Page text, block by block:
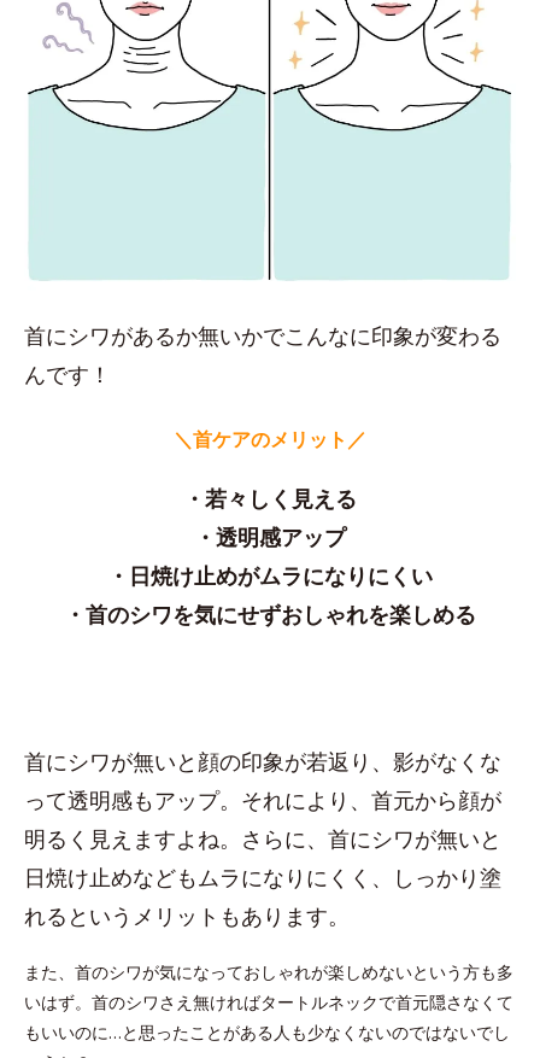
首にシワがあるか無いかでこんなに印象が変わる
んです！
＼首ケアのメリット／
・若々しく見える
・透明感アップ
・日焼け止めがムラになりにくい
・首のシワを気にせずおしゃれを楽しめる
首にシワが無いと顔の印象が若返り、影がなくな
って透明感もアップ。それにより、首元から顔が
明るく見えますよね。さらに、首にシワが無いと
日焼け止めなどもムラになりにくく、しっかり塗
れるというメリットもあります。
また、首のシワが気になっておしゃれが楽しめないという方も多
いはず。首のシワさえ無ければタートルネックで首元隠さなくて
もいいのに…と思ったことがある人も少なくないのではないでし